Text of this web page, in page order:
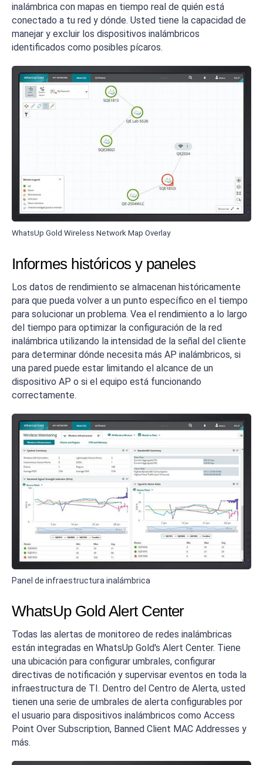
inalámbrica con mapas en tiempo real de quién está
conectado a tu red y dónde. Usted tiene la capacidad de
manejar y excluir los dispositivos inalámbricos
identificados como posibles pícaros.
WhatsUp Gold Wireless Network Map Overlay
Informes históricos y paneles
Los datos de rendimiento se almacenan históricamente
para que pueda volver a un punto específico en el tiempo
para solucionar un problema. Vea el rendimiento a lo largo
del tiempo para optimizar la configuración de la red
inalámbrica utilizando la intensidad de la señal del cliente
para determinar dónde necesita más AP inalámbricos, si
una pared puede estar limitando el alcance de un
dispositivo AP o si el equipo está funcionando
correctamente.
Panel de infraestructura inalámbrica
WhatsUp Gold Alert Center
Todas las alertas de monitoreo de redes inalámbricas
están integradas en WhatsUp Gold's Alert Center. Tiene
una ubicación para configurar umbrales, configurar
directivas de notificación y supervisar eventos en toda la
infraestructura de TI. Dentro del Centro de Alerta, usted
tienen una serie de umbrales de alerta configurables por
el usuario para dispositivos inalámbricos como Access
Point Over Subscription, Banned Client MAC Addresses y
más.